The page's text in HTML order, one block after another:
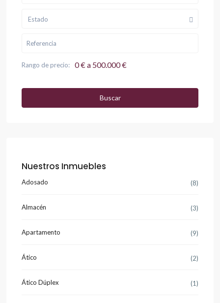
Estado
Rango de precio: 0 € a 500.000 €
Buscar
Nuestros Inmuebles
Adosado (8)
Almacén (3)
Apartamento (9)
Ático (2)
Ático Dúplex (1)